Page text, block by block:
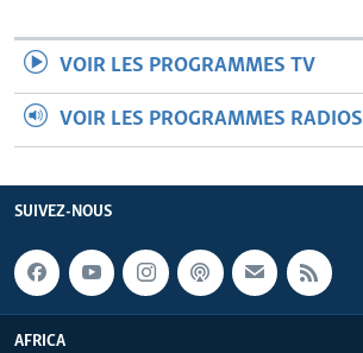
VOIR LES PROGRAMMES TV
VOIR LES PROGRAMMES RADIOS
SUIVEZ-NOUS
AFRICA